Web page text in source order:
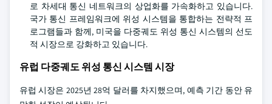
로 차세대 통신 네트워크의 상업화를 가속화하고 있습니다.
국가 통신 프레임워크에 위성 시스템을 통합하는 전략적 프
로그램들과 함께, 미국을 다중궤도 위성 통신 시스템의 선도
적 시장으로 강화하고 있습니다.
유럽 다중궤도 위성 통신 시스템 시장
유럽 시장은 2025년 28억 달러를 차지했으며, 예측 기간 동안 유